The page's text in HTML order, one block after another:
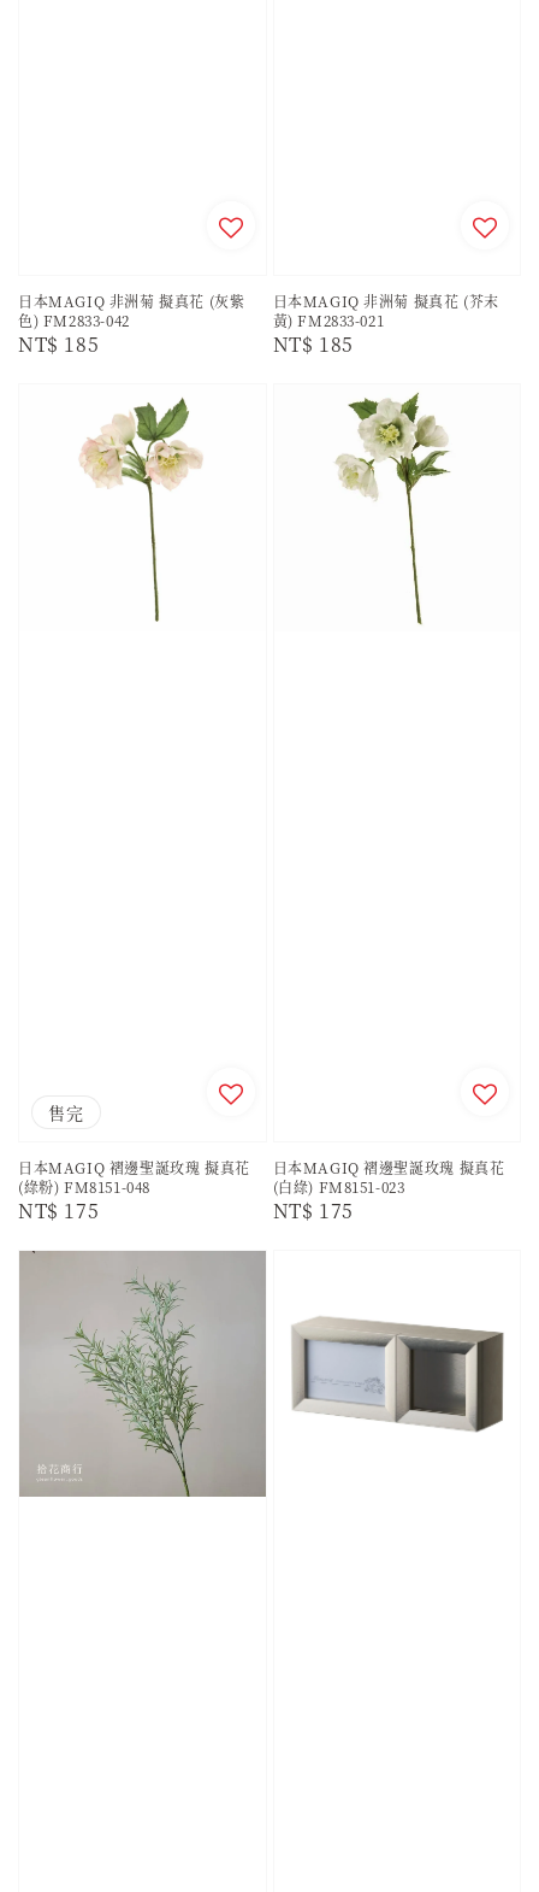
日本MAGIQ 非洲菊 擬真花 (灰紫
色) FM2833-042
Regular
NT$ 185
日本MAGIQ 非洲菊 擬真花 (芥末
黃) FM2833-021
Regular
NT$ 185
售完
日本MAGIQ 褶邊聖誕玫瑰 擬真花
(綠粉) FM8151-048
Regular
NT$ 175
日本MAGIQ 褶邊聖誕玫瑰 擬真花
(白綠) FM8151-023
Regular
NT$ 175